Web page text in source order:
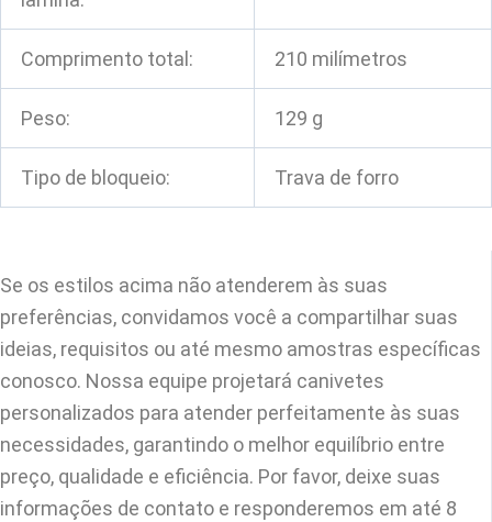
Comprimento total: 210 milímetros
Peso: 129 g
Tipo de bloqueio: Trava de forro
Se os estilos acima não atenderem às suas
preferências, convidamos você a compartilhar suas
ideias, requisitos ou até mesmo amostras específicas
conosco. Nossa equipe projetará canivetes
personalizados para atender perfeitamente às suas
necessidades, garantindo o melhor equilíbrio entre
preço, qualidade e eficiência. Por favor, deixe suas
informações de contato e responderemos em até 8